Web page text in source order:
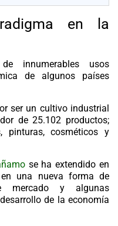
en la
innumerables usos
de algunos países
ser un cultivo industrial
de 25.102 productos;
pinturas, cosméticos y
se ha extendido en
una nueva forma de
mercado y algunas
de la economía